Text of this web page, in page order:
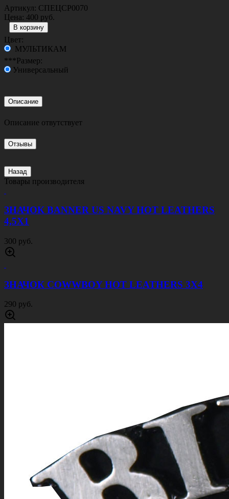
Артикул: СПЕЦСР0070
Цена: 400 руб.
Цвет:
МУЛЬТИКАМ
***Размер:
Универсальный
Описание
Описание отвутствует
Отзывы
Назад
Товары производителя
ЗНАЧОК BANNER US NAVY HOT LEATHERS
4,5Х1
300 руб.
ЗНАЧОК COWWBOY HOT LEATHERS 3Х4
290 руб.